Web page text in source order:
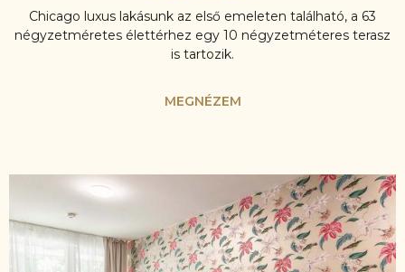
Chicago luxus lakásunk az első emeleten található, a 63
négyzetméretes élettérhez egy 10 négyzetméteres terasz
is tartozik.
MEGNÉZEM